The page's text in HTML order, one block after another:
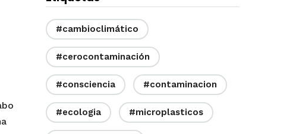
#cambioclimático
#cerocontaminación
#consciencia #contaminacion
#ecologia #microplasticos